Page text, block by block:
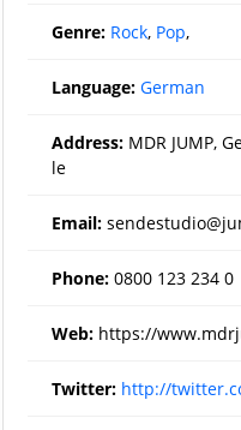
Genre: Rock, Pop,
Language: German
Address: MDR JUMP,
le
Email:
Phone: 0800 123 234 0
Web: https://
Twitter: http://